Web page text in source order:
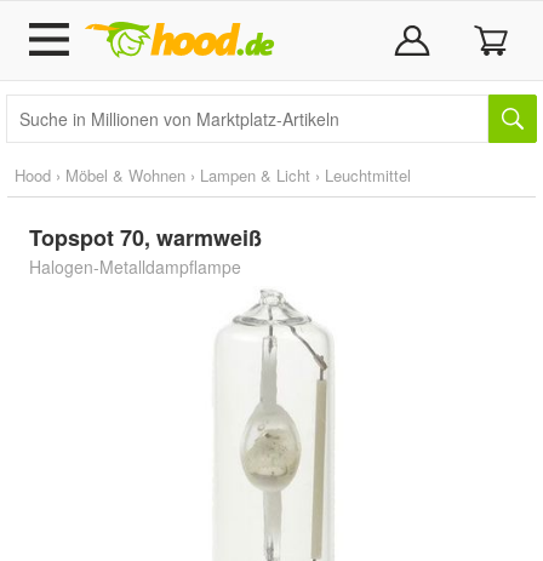
Hood › Möbel & Wohnen › Lampen & Licht › Leuchtmittel
Topspot 70, warmweiß
Halogen-Metalldampflampe